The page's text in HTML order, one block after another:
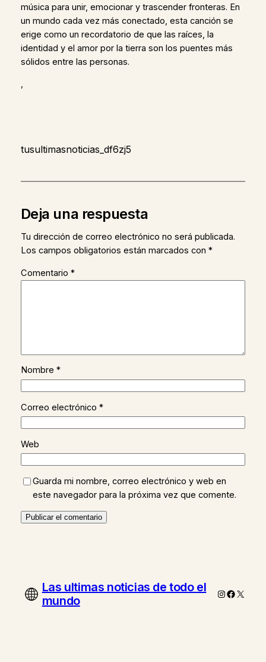
música para unir, emocionar y trascender fronteras. En
un mundo cada vez más conectado, esta canción se
erige como un recordatorio de que las raíces, la
identidad y el amor por la tierra son los puentes más
sólidos entre las personas.
,
tusultimasnoticias_df6zj5
Deja una respuesta
Tu dirección de correo electrónico no será publicada.
Los campos obligatorios están marcados con *
Comentario *
Nombre *
Correo electrónico *
Web
Guarda mi nombre, correo electrónico y web en
este navegador para la próxima vez que comente.
Las ultimas noticias de todo el
mundo
Instagram
X